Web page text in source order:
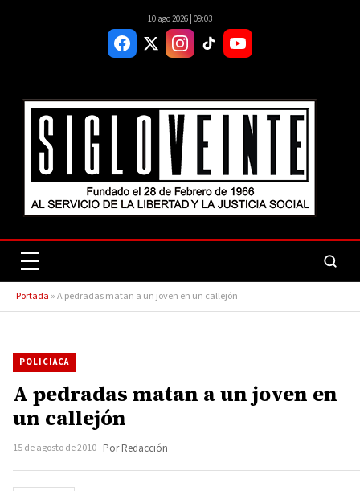
10 ago 2026 | 09:03
Portada »A pedradas matan a un joven en un callejón
POLICIACA
A pedradas matan a un joven en
un callejón
15 de agosto de 2010 Por Redacción